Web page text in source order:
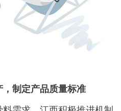
制定产品质量标准